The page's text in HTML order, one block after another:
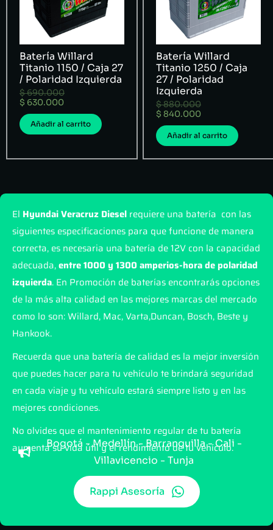
Batería Willard
Titanio 1150 / Caja 27
/ Polaridad Izquierda
$690.000
$ 630.000
Añadir al carrito
Batería Willard
Titanio 1250 / Caja
27 / Polaridad
Izquierda
$880.000
$ 840.000
Añadir al carrito
El Hyundai Veracruz Diesel requiere una batería con las
siguientes especificaciones para que funcione de manera
correcta, es necesaria una batería de 12V con la capacidad
adecuada,entre 1000 y 1300 amperios-hora de polaridad
izquierda. En Promoción de baterías encontrarás opciones
de la más alta calidad en las mejores marcas del mercado
como lo son: Willard, Mac, Varta,Duncan, Bosch, Beste y
Hankook.
Recuerda que una batería de calidad es la mejor inversión
que puedes hacer para tu vehículo te brindará seguridad
en cada viaje y tu vehículo estará siempre listo y en las
mejores condiciones.
No olvides que el mantenimiento regular de tu batería
aumenta su vida útil y el rendimiento de tu vehículo.
Rappi Asesoría
Bogotá - Medellín - Barranquilla - Cali -
Villavicencio - Tunja